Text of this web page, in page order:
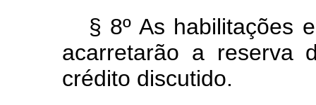
§ 8º As habilitações
acarretarão a reserva
crédito discutido.